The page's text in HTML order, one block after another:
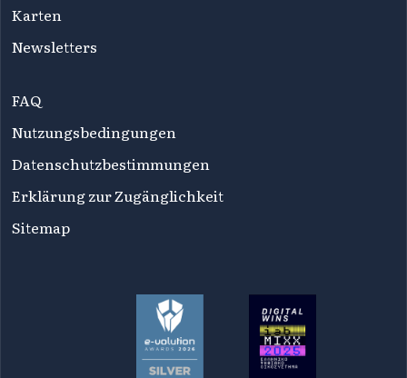
Karten
Newsletters
FAQ
Nutzungsbedingungen
Datenschutzbestimmungen
Erklärung zur Zugänglichkeit
Sitemap